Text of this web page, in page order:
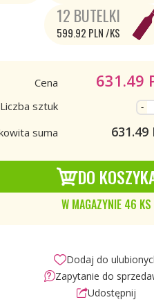
12 BUTELKI
599.92 PLN /KS
Cena 631.49
Liczba sztuk
-
suma 631.49
DO
W MAGAZYNIE 46 KS
Dodaj do
Zapytanie do
Udostępnij